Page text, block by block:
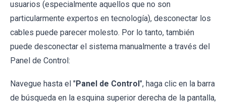
usuarios (especialmente aquellos que no son
particularmente expertos en tecnología), desconectar los
cables puede parecer molesto. Por lo tanto, también
puede desconectar el sistema manualmente a través del
Panel de Control:
Navegue hasta el "Panel de Control ", haga clic en la barra
de búsqueda en la esquina superior derecha de la pantalla,